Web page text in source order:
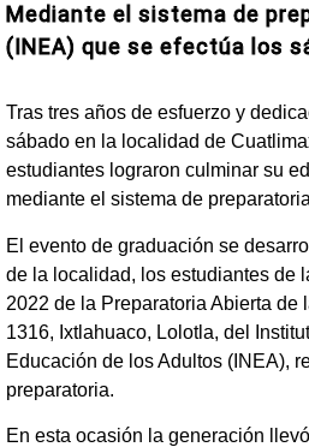
Mediante el sistema de
(INEA) que se efectúa los
Tras tres años de esfuerzo y
sábado en la localidad de
estudiantes lograron culminar su
mediante el sistema de
El evento de graduación se
de la localidad, los estudiantes de
2022 de la Preparatoria Abierta de
1316, Ixtlahuaco, Lolotla, del
Educación de los Adultos (INEA),
preparatoria.
En esta ocasión la generación